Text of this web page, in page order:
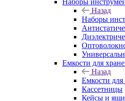
Наборы
Назад
Наборы
Емкости для
Назад
Емкости для
Кассетницы
Кейсы и